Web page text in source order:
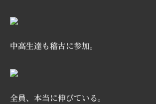
中高生達も稽古に参加。
全員、本当に伸びている。